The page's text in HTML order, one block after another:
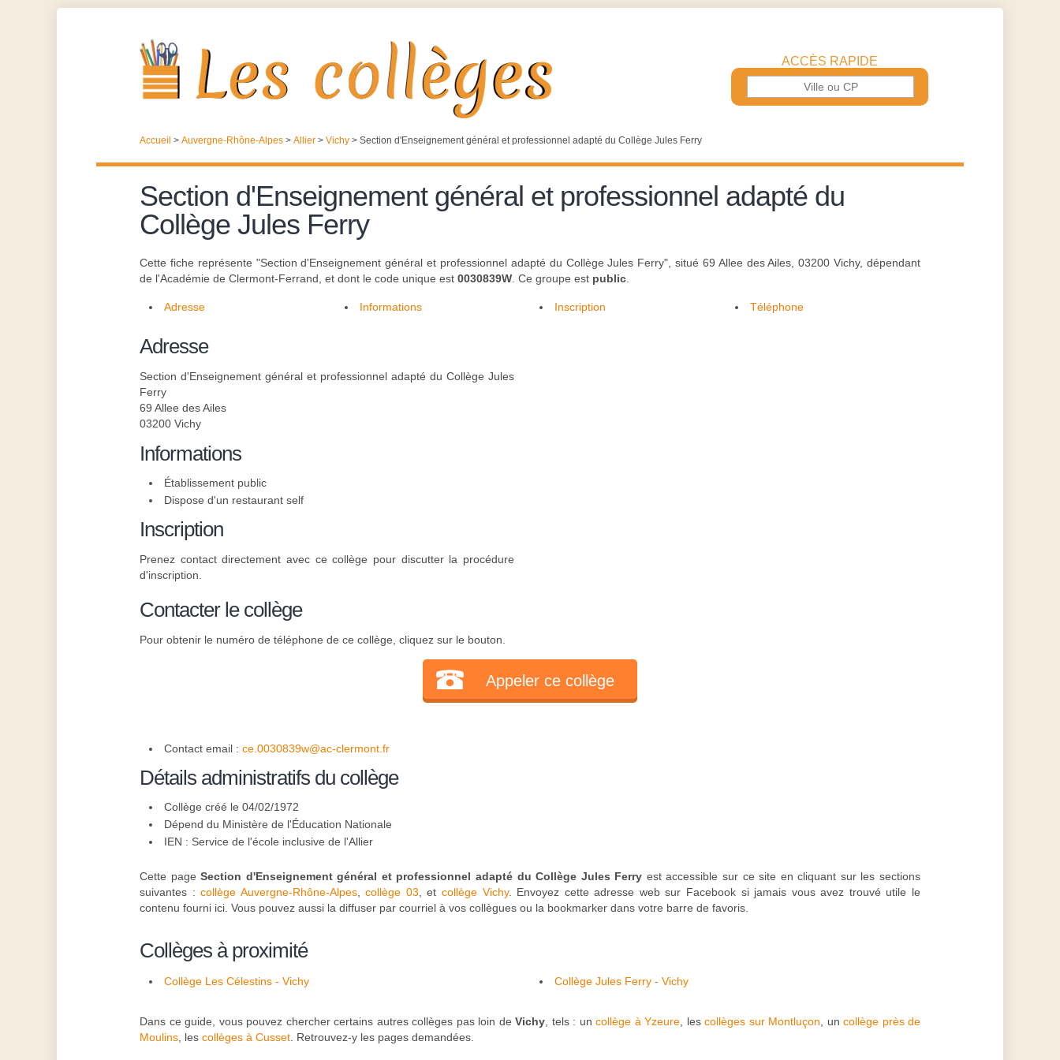
ACCÈS RAPIDE
Accueil > Auvergne-Rhône-Alpes > Allier > Vichy > Section d'Enseignement général et professionnel adapté du Collège Jules Ferry
Section d'Enseignement général et professionnel adapté du
Collège Jules Ferry
Cette fiche représente "Section d'Enseignement général et professionnel adapté du Collège Jules Ferry", situé 69 Allee des Ailes, 03200 Vichy, dépendant
de l'Académie de Clermont-Ferrand, et dont le code unique est 0030839W . Ce groupe est public
Adresse Informations Inscription Téléphone
Adresse
Section d'Enseignement général et professionnel adapté du Collège Jules
Ferry
69 Allee des Ailes
03200 Vichy
Informations
Établissement public
Dispose d'un restaurant self
Inscription
Prenez contact directement avec ce collège pour discutter la procédure
d'inscription.
Contacter le collège
Pour obtenir le numéro de téléphone de ce collège, cliquez sur le bouton.
Appeler ce collège
Contact email : ce.0030839w@ac-clermont.fr
Détails administratifs du collège
Collège créé le 04/02/1972
Dépend du Ministère de l'Éducation Nationale
IEN : Service de l'école inclusive de l'Allier
Cette pageSection d'Enseignement général et professionnel adapté du Collège Jules Ferry est accessible sur ce site en cliquant sur les sections
suivantes :collège Auvergne-Rhône-Alpes,collège 03 , etcollège Vichy. Envoyez cette adresse web sur Facebook si jamais vous avez trouvé utile le
contenu fourni ici. Vous pouvez aussi la diffuser par courriel à vos collègues ou la bookmarker dans votre barre de favoris.
Collèges à proximité
Collège Les Célestins - Vichy Collège Jules Ferry - Vichy
Dans ce guide, vous pouvez chercher certains autres collèges pas loin de Vichy , tels : un collège à Yzeure , les collèges sur Montluçon , un collège près de
Moulins , les collèges à Cusset . Retrouvez-y les pages demandées.